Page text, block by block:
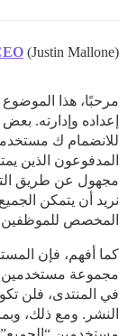
(Justin Mallone)
مرحبًا، هذا
إعداده وإدارته.
للانضمام ك
المدفوعون الذين
مجهول عن طريق
نريد أن يتمكن
المخصص للموظفين
كما أفهم، فإن
مجموعة مستخدمين
في المنتدى، فلن
النشر. ومع ذلك،